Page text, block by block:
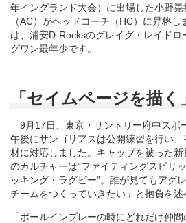
年イングランド大会）に出場した小野
（AC）がヘッドコーチ（HC）に昇格
は、浦安D-Rocksのグレイグ・レイドロ
グワン最年少です。
「セイムページを描く
9月17日、東京・サントリー府中スポ
午後にサンゴリアスは公開練習を行い
材に対応しました。キャップを被った
のカルチャーは“ファイティングスピリ
ッキング・ラグビー”。誰が見てもアグ
チームをつくっていきたい」と抱負を述
「ボールインプレーの時にどれだけ仲